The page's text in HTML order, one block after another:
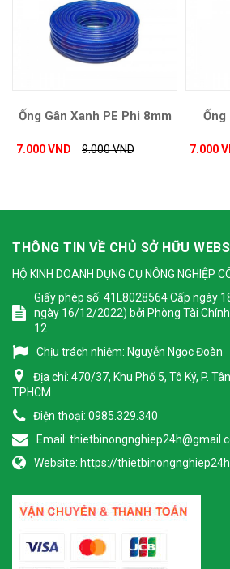
Ống Gân Xanh PE Phi 8mm
7.000 VND 9.000 VND
Ống
7.000
THÔNG TIN VỀ CHỦ SỞ HỮU
HỘ KINH DOANH DỤNG CỤ NÔNG NGHIỆP
Giấy phép số: 41L8028564 Cấp ngày
ngày 16/12/2022) bởi Phòng Tài Chính
12
Chịu trách nhiệm: Nguyễn Ngọc Đoàn
Địa chỉ: 470/37, Khu Phố 5, Tô Ký, P.
TPHCM
Điện thoại: 0985.329.340
Email:
Website: https://